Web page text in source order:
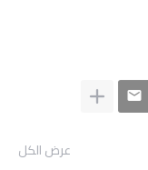
عرض الكل